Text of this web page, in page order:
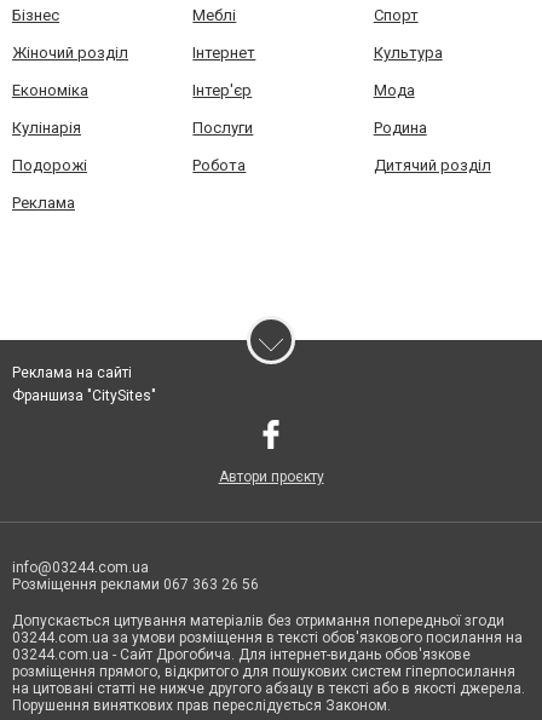
Бізнес Меблі Спорт
Жіночий розділ Інтернет Культура
Економіка Інтер'єр Мода
Кулінарія Послуги Родина
Подорожі Робота Дитячий розділ
Реклама
Реклама на сайті
Франшиза "CitySites"
Автори проєкту
info@03244.com.ua
Розміщення реклами 067 363 26 56
Допускається цитування матеріалів без отримання попередньої згоди
03244.com.ua за умови розміщення в тексті обов'язкового посилання на
03244.com.ua - Сайт Дрогобича. Для інтернет-видань обов'язкове
розміщення прямого, відкритого для пошукових систем гіперпосилання
на цитовані статті не нижче другого абзацу в тексті або в якості джерела.
Порушення виняткових прав переслідується Законом.